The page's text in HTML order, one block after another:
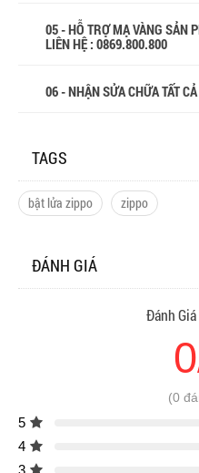
05 - HỖ TRỢ MẠ VÀNG SẢN
LIÊN HỆ : 0869.800.800
06 - NHẬN SỬA CHỮA TẤT
TAGS
bật lửa zippo zippo
ĐÁNH GIÁ
Đánh
(0
5
4